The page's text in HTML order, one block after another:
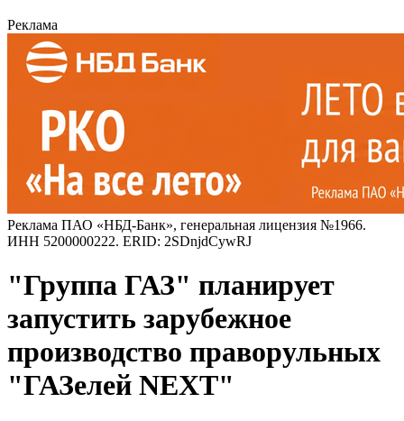
Реклама
Реклама ПАО «НБД-Банк», генеральная лицензия №1966.
ИНН 5200000222. ERID: 2SDnjdCywRJ
"Группа ГАЗ" планирует
запустить зарубежное
производство праворульных
"ГАЗелей NEXT"